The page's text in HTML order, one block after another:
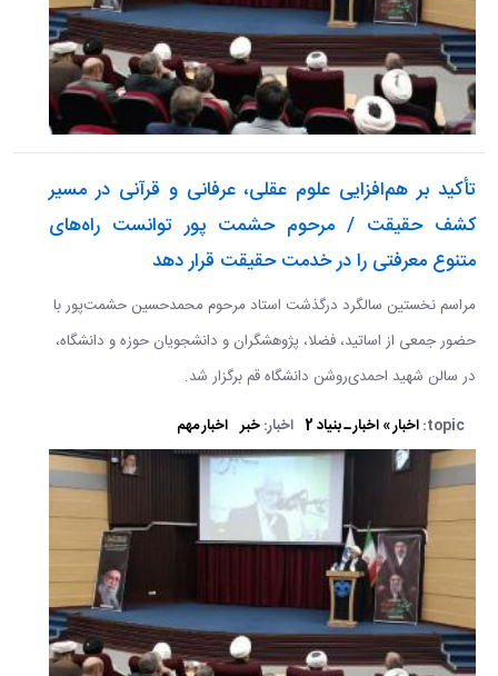
تأکید بر هم‌افزایی علوم عقلی، عرفانی و قرآنی در مسیر
کشف حقیقت / مرحوم حشمت پور توانست راه‌های
متنوع معرفتی را در خدمت حقیقت قرار دهد
مراسم نخستین سالگرد درگذشت استاد مرحوم محمدحسین حشمت‌پور با
حضور جمعی از اساتید، فضلا، پژوهشگران و دانشجویان حوزه و دانشگاه،
در سالن شهید احمدی‌روشن دانشگاه قم برگزار شد.
topic: اخبار » اخبار ـ بنیاد 2 اخبار:خبر اخبار مهم